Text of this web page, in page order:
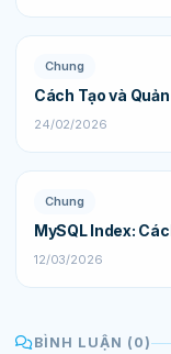
Chung
Cách Tạo và
24/02/2026
Chung
MySQL Index:
12/03/2026
BÌNH LUẬN (0)